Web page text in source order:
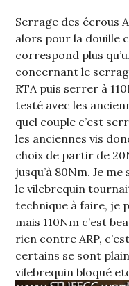
Serrage des écrous
alors pour la douille
correspond plus
concernant le
RTA puis serrer à
testé avec les
quel couple c’est
les anciennes vis
choix de partir de
jusqu’à 80Nm. Je
le vilebrequin
technique à faire, je
mais 110Nm c’est
rien contre ARP,
certains se sont
vilebrequin bloqué